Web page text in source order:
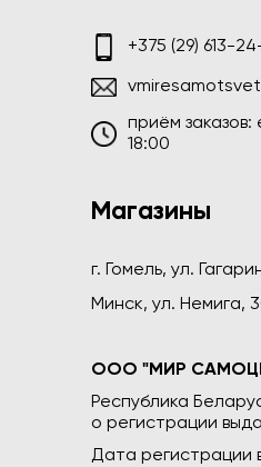
+375 (29) 613-
приём
18:00
Магазины
г. Гомель, ул.
Минск, ул. Немига,
ООО "МИР
Республика
о регистрации
Дата регистрации